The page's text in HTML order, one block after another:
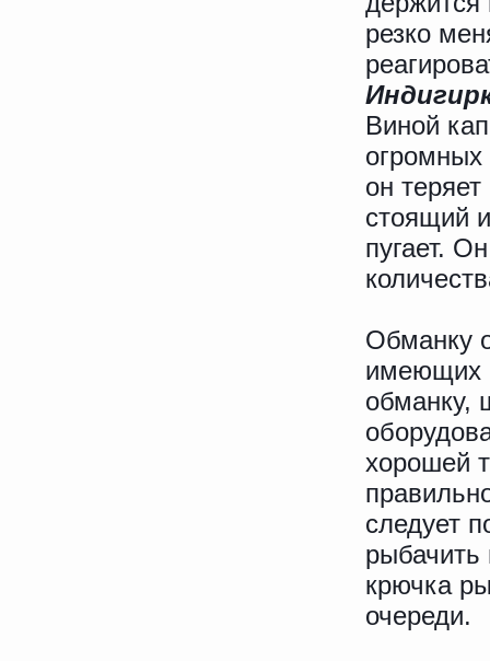
резко
Виной
огромных
он
стоящий
пугает.
Обманку
имеющих
обманку,
хорошей
следует
рыбачить
крючка
очереди.